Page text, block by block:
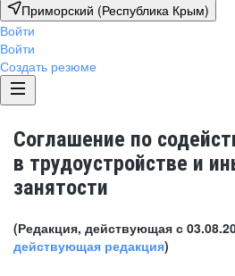
Приморский (Республика Крым)
Войти
Войти
Создать резюме
Соглашение по
в трудоустройстве и
занятости
(Редакция, действующая с
действующая редакция)